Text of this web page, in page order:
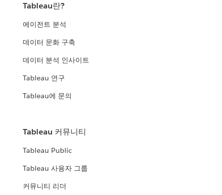
Tableau란?
에이전트 분석
데이터 문화 구축
데이터 분석 인사이트
Tableau 연구
Tableau에 문의
Tableau 커뮤니티
Tableau Public
Tableau 사용자 그룹
커뮤니티 리더